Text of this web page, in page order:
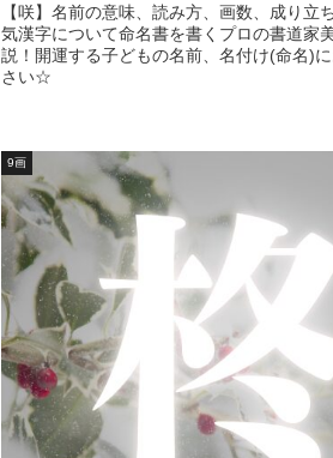
【咲】名前の意味、読み方、画数、成り立
気漢字について命名書を書くプロの書道家
説！開運する子どもの名前、名付け(命名)
さい☆
9画